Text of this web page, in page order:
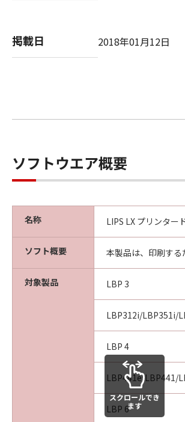
びその複製物のすべてを廃棄または
のとします。
“米国政府エンドユーザー”とは、米
関また団体を意味します。もしお客
府エンドユーザーである場合、以
item," as that term is defined at 48
2.101 (Oct 1995), consisting of
computer software" and
computer software
terms are used in 48 C.F.R.
Consistent with 48 C.F.R. 12.212
227.7202-1 through 227.7202-4
all U.S. Government End Users
the SOFTWARE with only those
forth herein. The manufacturer is
Inc./30-2, Shimomaruko 3-chome,
Tokyo 146-8501, Japan.
本条項中で使用される"the
本契約書中で定義される「本ソフト
意味し、指し示すものとします。
掲載日 2018年01月12日
ソフトウエア概要
名称 LIPS LX プリンター
ソフト概要 本製品は、印刷す
対象製品 LBP 3
LBP312i/LBP351i/
LBP 4
LBP441e/LBP441/
LBP 6
スクロールでき
ます